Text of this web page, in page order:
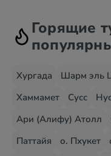
Горящие
Хургада Шарм эль
Хаммамет
Сусс
Ари (Алифу) Атолл
Паттайя
о. Пхукет